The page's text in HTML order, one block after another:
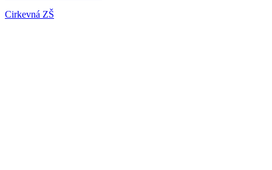
Cirkevná ZŠ